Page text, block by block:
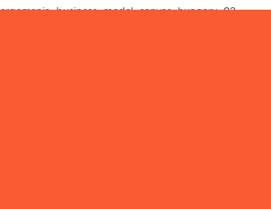
ergomania_business_model_canvas_hungary_02